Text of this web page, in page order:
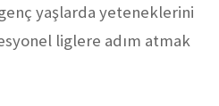
yaşlarda yeteneklerini
liglere adım atmak